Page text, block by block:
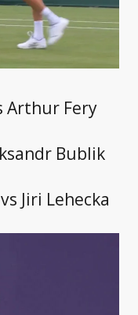
Arthur Fery
Bublik
Jiri Lehecka